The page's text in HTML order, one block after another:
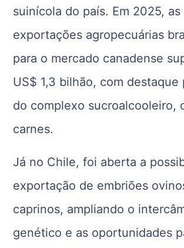
suinícola do país. Em 2025, as
exportações agropecuárias
para o mercado canadense
US$ 1,3 bilhão, com destaque
do complexo sucroalcooleiro,
carnes.
Já no Chile, foi aberta a
exportação de embriões
caprinos, ampliando o
genético e as oportunidades